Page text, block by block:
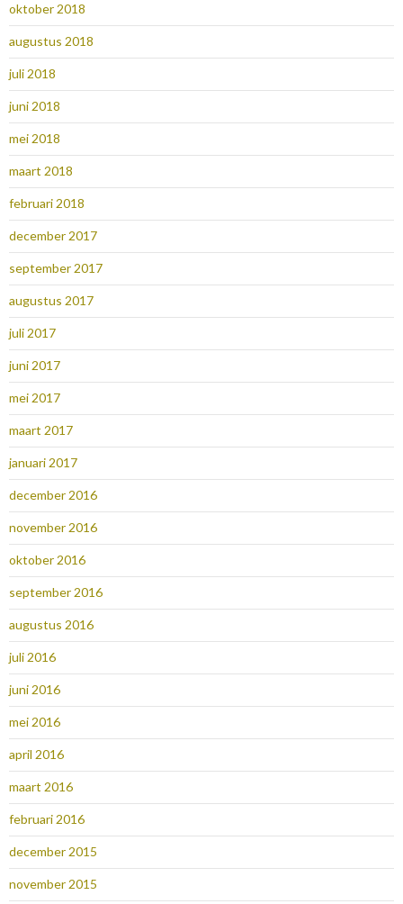
oktober 2018
augustus 2018
juli 2018
juni 2018
mei 2018
maart 2018
februari 2018
december 2017
september 2017
augustus 2017
juli 2017
juni 2017
mei 2017
maart 2017
januari 2017
december 2016
november 2016
oktober 2016
september 2016
augustus 2016
juli 2016
juni 2016
mei 2016
april 2016
maart 2016
februari 2016
december 2015
november 2015